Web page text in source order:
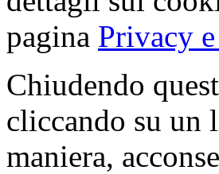
pagina Privacy
Chiudendo
cliccando su un
maniera,